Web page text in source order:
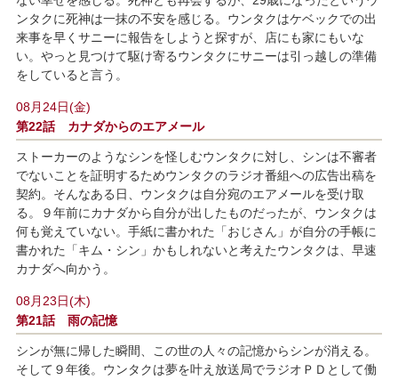
ンタクに死神は一抹の不安を感じる。ウンタクはケベックでの出
来事を早くサニーに報告をしようと探すが、店にも家にもいな
い。やっと見つけて駆け寄るウンタクにサニーは引っ越しの準備
をしていると言う。
08月24日(金)
第22話 カナダからのエアメール
ストーカーのようなシンを怪しむウンタクに対し、シンは不審者
でないことを証明するためウンタクのラジオ番組への広告出稿を
契約。そんなある日、ウンタクは自分宛のエアメールを受け取
る。９年前にカナダから自分が出したものだったが、ウンタクは
何も覚えていない。手紙に書かれた「おじさん」が自分の手帳に
書かれた「キム・シン」かもしれないと考えたウンタクは、早速
カナダへ向かう。
08月23日(木)
第21話 雨の記憶
シンが無に帰した瞬間、この世の人々の記憶からシンが消える。
そして９年後。ウンタクは夢を叶え放送局でラジオＰＤとして働